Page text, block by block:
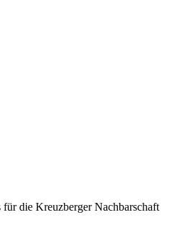
die Kreuzberger Nachbarschaft